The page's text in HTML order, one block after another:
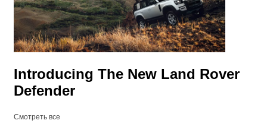
Introducing The New Land Rover
Defender
Смотреть все